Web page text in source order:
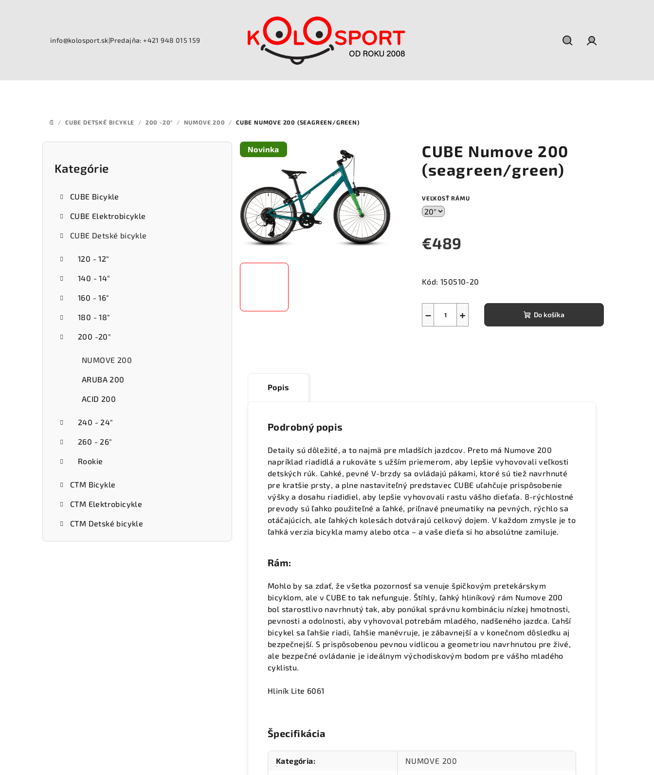
info@kolosport.sk|Predajňa: +421 948 015 159
DOMOV
/ CUBE DETSKÉ BICYKLE / 200 -20" / NUMOVE 200 / CUBE NUMOVE 200 (SEAGREEN/GREEN)
Preskočiť
Kategórie
CUBE Bicykle
CUBE Elektrobicykle
CUBE Detské bicykle
120 - 12"
140 - 14"
160 - 16"
180 - 18"
200 -20"
NUMOVE 200
ARUBA 200
ACID 200
240 - 24"
260 - 26"
Rookie
CTM Bicykle
CTM Elektrobicykle
CTM Detské bicykle
CUBE Numove 200
(seagreen/green)
VEĽKOSŤ RÁMU
€489
cena:
Kód: 150510-20
+
− Do košíka
Novinka
Popis
Podrobný popis
Detaily sú dôležité, a to najmä pre mladších jazdcov. Preto má Numove 200
napríklad riadidlá a rukoväte s užším priemerom, aby lepšie vyhovovali veľkosti
detských rúk. Ľahké, pevné V-brzdy sa ovládajú pákami, ktoré sú tiež navrhnuté
pre kratšie prsty, a plne nastaviteľný predstavec CUBE uľahčuje prispôsobenie
výšky a dosahu riadidiel, aby lepšie vyhovovali rastu vášho dieťaťa. 8-rýchlostné
prevody sú ľahko použiteľné a ľahké, priľnavé pneumatiky na pevných, rýchlo sa
otáčajúcich, ale ľahkých kolesách dotvárajú celkový dojem. V každom zmysle je to
ľahká verzia bicykla mamy alebo otca – a vaše dieťa si ho absolútne zamiluje.
Rám:
Mohlo by sa zdať, že všetka pozornosť sa venuje špičkovým pretekárskym
bicyklom, ale v CUBE to tak nefunguje. Štíhly, ľahký hliníkový rám Numove 200
bol starostlivo navrhnutý tak, aby ponúkal správnu kombináciu nízkej hmotnosti,
pevnosti a odolnosti, aby vyhovoval potrebám mladého, nadšeného jazdca. Ľahší
bicykel sa ľahšie riadi, ľahšie manévruje, je zábavnejší a v konečnom dôsledku aj
bezpečnejší. S prispôsobenou pevnou vidlicou a geometriou navrhnutou pre živé,
ale bezpečné ovládanie je ideálnym východiskovým bodom pre vášho mladého
cyklistu.
Hliník Lite 6061
Špecifikácia
Kategória: NUMOVE 200